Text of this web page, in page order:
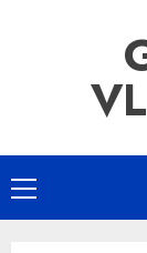
Primair
menu